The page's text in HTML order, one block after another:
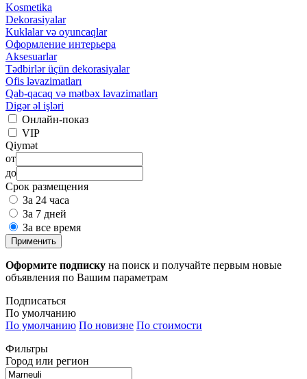
Kosmetika
Dekorasiyalar
Kuklalar və oyuncaqlar
Оформление интерьера
Aksesuarlar
Tədbirlər üçün dekorasiyalar
Ofis ləvazimatları
Qab-qacaq və mətbəx ləvazimatları
Digər əl işləri
Онлайн-показ
VIP
Qiymət
от
до
Срок размещения
За 24 часа
За 7 дней
За все время
Применить
Оформите подписку на поиск и получайте первым новые
объявления по Вашим параметрам
Подписаться
По умолчанию
По умолчанию По новизне По стоимости
Фильтры
Город или регион